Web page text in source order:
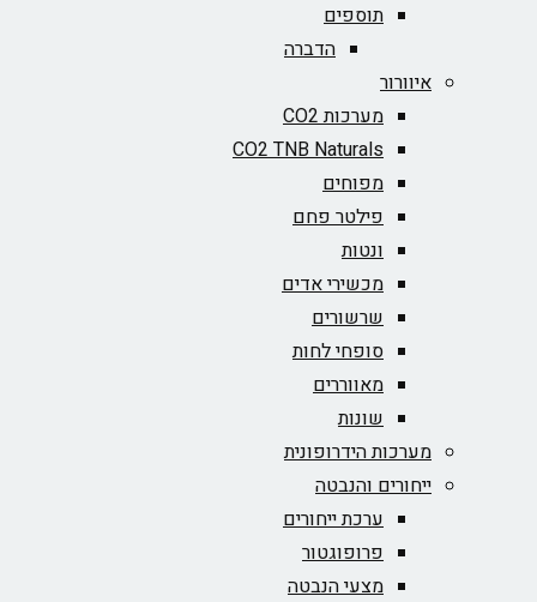
תוספים
הדברה
איוורור
מערכות CO2
CO2 TNB Naturals
מפוחים
פילטר פחם
ונטות
מכשירי אדים
שרשורים
סופחי לחות
מאווררים
שונות
מערכות הידרופונית
ייחורים והנבטה
ערכת ייחורים
פרופוגטור
מצעי הנבטה